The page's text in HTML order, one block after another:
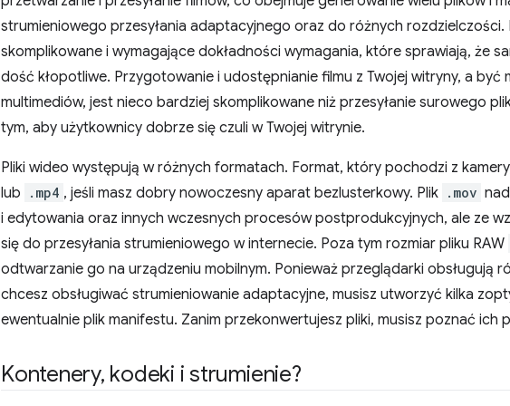
strumieniowego przesyłania adaptacyjnego oraz do różnych
skomplikowane i wymagające dokładności wymagania, które sprawiają, że
dość kłopotliwe. Przygotowanie i udostępnianie filmu z Twojej witryny, a
multimediów, jest nieco bardziej skomplikowane niż przesyłanie surowego
tym, aby użytkownicy dobrze się czuli w Twojej witrynie.
Pliki wideo występują w różnych formatach. Format, który pochodzi z
lub
.mp4 , jeśli masz dobry nowoczesny aparat bezlusterkowy. Plik .mov
i edytowania oraz innych wczesnych procesów postprodukcyjnych, ale ze
się do przesyłania strumieniowego w internecie. Poza tym rozmiar pliku RAW
odtwarzanie go na urządzeniu mobilnym. Ponieważ przeglądarki obsługują
chcesz obsługiwać strumieniowanie adaptacyjne, musisz utworzyć kilka
ewentualnie plik manifestu. Zanim przekonwertujesz pliki, musisz poznać ich
Kontenery, kodeki i strumienie?